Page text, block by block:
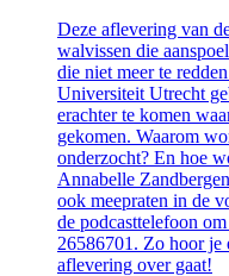
Deze aflevering van
walvissen die
die niet meer te
Universiteit Utrecht
erachter te komen
gekomen. Waarom
onderzocht? En hoe
Annabelle
ook meepraten in de
de podcasttelefoon
26586701. Zo hoor je
aflevering over gaat!